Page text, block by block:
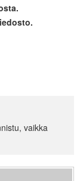
vaikka